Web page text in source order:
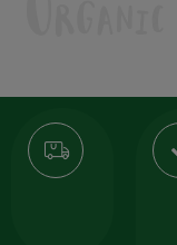
Transport
gratuit